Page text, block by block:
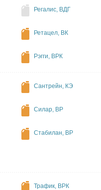
Регалис, ВДГ
Ретацел, ВК
Рэгги, ВРК
Сантрейн, КЭ
Силар, ВР
Стабилан, ВР
Трафик, ВРК